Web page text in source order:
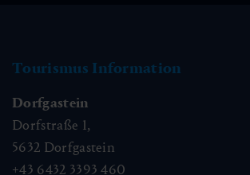
Tourismus Information
Dorfgastein
Dorfstraße 1,
5632 Dorfgastein
+43 6432 3393 460